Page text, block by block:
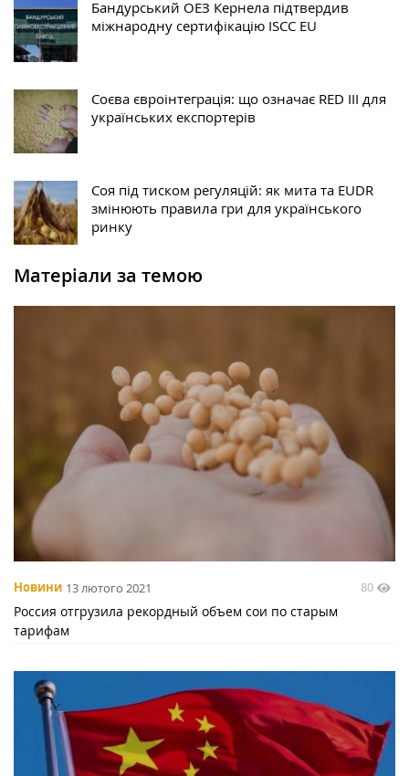
Бандурський ОЕЗ Кернела підтвердив
міжнародну сертифікацію ISCC EU
Соєва євроінтеграція: що означає RED III для
українських експортерів
Соя під тиском регуляцій: як мита та EUDR
змінюють правила гри для українського
ринку
Матеріали за темою
Новини 13 лютого 2021 80
Россия отгрузила рекордный объем сои по старым
тарифам